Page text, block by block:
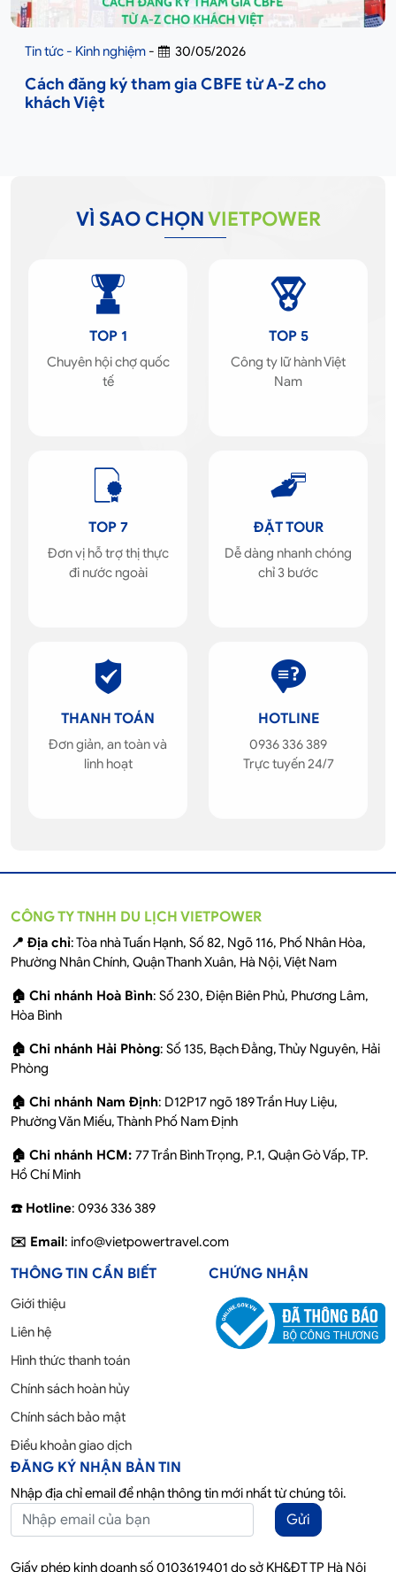
Tin tức - Kinh nghiệm - 30/05/2026
Cách đăng ký tham gia CBFE từ A-Z cho
khách Việt
VÌ SAO CHỌNVIETPOWER
TOP 1
Chuyên hội chợ quốc
tế
TOP 5
Công ty lữ hành Việt
Nam
TOP 7
Đơn vị hỗ trợ thị thực
đi nước ngoài
ĐẶT TOUR
Dễ dàng nhanh chóng
chỉ 3 bước
THANH TOÁN
Đơn giản, an toàn và
linh hoạt
HOTLINE
0936 336 389
Trực tuyến 24/7
CÔNG TY TNHH DU LỊCH VIETPOWER
📍 Địa chỉ: Tòa nhà Tuấn Hạnh, Số 82, Ngõ 116, Phố Nhân Hòa,
Phường Nhân Chính, Quận Thanh Xuân, Hà Nội, Việt Nam
🏠 Chi nhánh Hoà Bình: Số 230, Điện Biên Phủ, Phương Lâm,
Hòa Bình
🏠 Chi nhánh Hải Phòng: Số 135, Bạch Đằng, Thủy Nguyên, Hải
Phòng
🏠 Chi nhánh Nam Định: D12P17 ngõ 189 Trần Huy Liệu,
Phường Văn Miếu, Thành Phố Nam Định
🏠 Chi nhánh HCM: 77 Trần Bình Trọng, P.1, Quận Gò Vấp, TP.
Hồ Chí Minh
☎️ Hotline: 0936 336 389
✉️ Email: info@vietpowertravel.com
THÔNG TIN CẦN BIẾT
Giới thiệu
Liên hệ
Hình thức thanh toán
Chính sách hoàn hủy
Chính sách bảo mật
Điều khoản giao dịch
CHỨNG NHẬN
ĐĂNG KÝ NHẬN BẢN TIN
Nhập địa chỉ email để nhận thông tin mới nhất từ chúng tôi.
Gửi
Giấy phép kinh doanh số 0103619401 do sở KH&ĐT TP Hà Nội